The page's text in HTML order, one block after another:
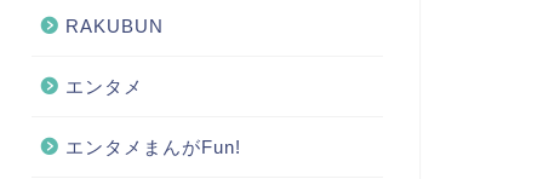
RAKUBUN
エンタメ
エンタメまんがFun!